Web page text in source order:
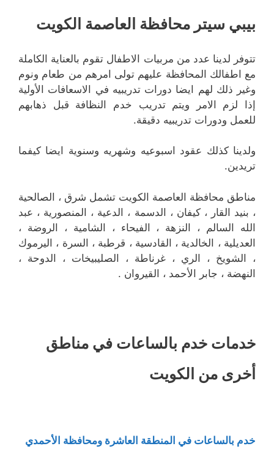
بيبي سيتر محافظة العاصمة الكويت
تتوفر لدينا عدد من مربيات الاطفال تقوم بالعناية الكاملة
مع اطفالك المحافظة عليهم تولى امرهم من طعام ونوم
وغير ذلك لهم ايضا دورات تدريبيه في الاسعافات الأولية
إذا لزم الامر ويتم تدريب خدم النظافة قبل ذهابهم
للعمل ودورات تدريبيه دقيقة.
ولدينا كذلك عقود اسبوعيه وشهريه وسنوية ايضا كيفما
تريدين.
مناطق محافظة العاصمة الكويت تشمل شرق ، الصالحية
، بنيد القار ، كيفان ، الدسمة ، الدعية ، المنصورية ، عبد
الله السالم ، النزهة ، الفيحاء ، الشامية ، الروضة ،
العديلية ، الخالدية ، القادسية ، قرطبة ، السرة ، اليرموك
، الشويخ ، الري ، غرناطة ، الصليبيخات ، الدوحة ،
النهضة ، جابر الأحمد ، القيروان .
خدمات خدم بالساعات في مناطق
أخرى من الكويت
خدم بالساعات في المنطقة العاشرة ومحافظة الأحمدي